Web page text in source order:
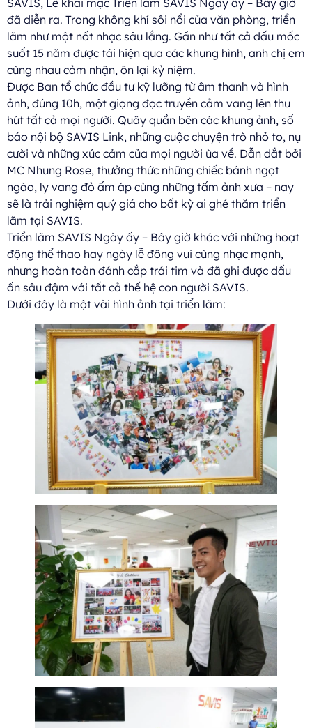
đã diễn ra. Trong không khí sôi nổi của văn phòng, triển
lãm như một nốt nhạc sâu lắng. Gần như tất cả dấu mốc
suốt 15 năm được tái hiện qua các khung hình, anh chị em
cùng nhau cảm nhận, ôn lại kỷ niệm.
Được Ban tổ chức đầu tư kỹ lưỡng từ âm thanh và hình
ảnh, đúng 10h, một giọng đọc truyền cảm vang lên thu
hút tất cả mọi người. Quây quần bên các khung ảnh, số
báo nội bộ SAVIS Link, những cuộc chuyện trò nhỏ to, nụ
cười và những xúc cảm của mọi người ùa về. Dẫn dắt bởi
MC Nhung Rose, thưởng thức những chiếc bánh ngọt
ngào, ly vang đỏ ấm áp cùng những tấm ảnh xưa – nay
sẽ là trải nghiệm quý giá cho bất kỳ ai ghé thăm triển
lãm tại SAVIS.
Triển lãm SAVIS Ngày ấy – Bây giờ khác với những hoạt
động thể thao hay ngày lễ đông vui cùng nhạc mạnh,
nhưng hoàn toàn đánh cắp trái tim và đã ghi được dấu
ấn sâu đậm với tất cả thế hệ con người SAVIS.
Dưới đây là một vài hình ảnh tại triển lãm: